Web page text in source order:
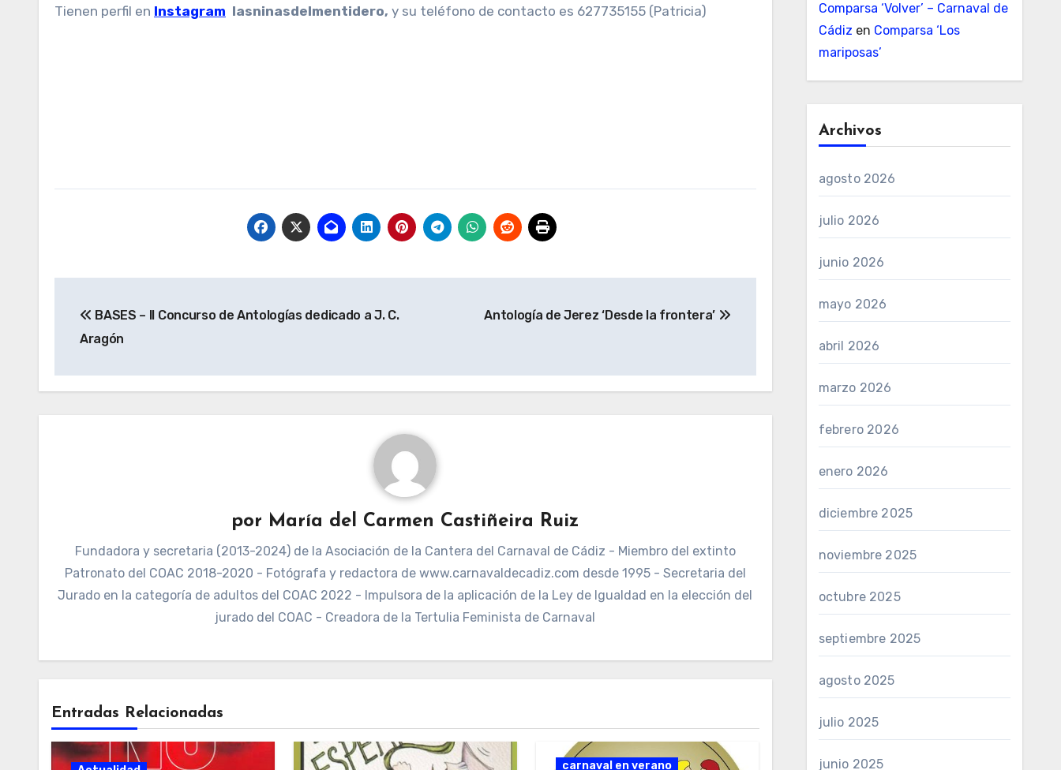
Tienen perfil en Instagram lasninasdelmentidero, y su teléfono de contacto es 627735155 (Patricia)
de
BASES – II Concurso de Antologías dedicado a J. C.
Aragón
Antología de Jerez ‘Desde la frontera’
por María del Carmen Castiñeira Ruiz
Fundadora y secretaria (2013-2024) de la Asociación de la Cantera del Carnaval de Cádiz - Miembro del extinto
Patronato del COAC 2018-2020 - Fotógrafa y redactora de www.carnavaldecadiz.com desde 1995 - Secretaria del
Jurado en la categoría de adultos del COAC 2022 - Impulsora de la aplicación de la Ley de Igualdad en la elección del
jurado del COAC - Creadora de la Tertulia Feminista de Carnaval
Entradas Relacionadas
carnaval en verano
Comparsa ‘Volver’ – Carnaval de
Cádiz en Comparsa ‘Los
mariposas’
Archivos
agosto 2026
julio 2026
junio 2026
mayo 2026
abril 2026
marzo 2026
febrero 2026
enero 2026
diciembre 2025
noviembre 2025
octubre 2025
septiembre 2025
agosto 2025
julio 2025
junio 2025